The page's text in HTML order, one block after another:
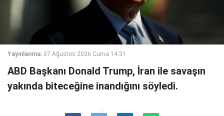
Yayınlanma: 07 Ağustos 2026 Cuma 14:31
ABD Başkanı Donald Trump, İran ile savaşın
yakında biteceğine inandığını söyledi.